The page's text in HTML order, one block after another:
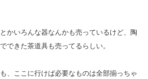
かいろんな器なんかも売っているけど、陶
できた茶道具も売ってるらしい。
、ここに行けば必要なものは全部揃っちゃ